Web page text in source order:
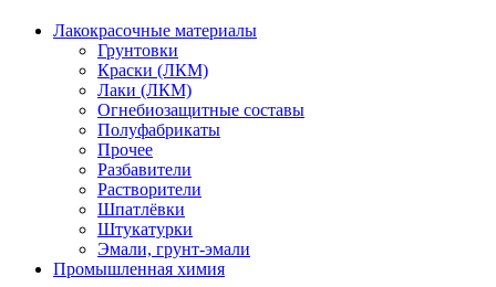
Лакокрасочные материалы
Грунтовки
Краски (ЛКМ)
Лаки (ЛКМ)
Огнебиозащитные составы
Полуфабрикаты
Прочее
Разбавители
Растворители
Шпатлёвки
Штукатурки
Эмали, грунт-эмали
Промышленная химия